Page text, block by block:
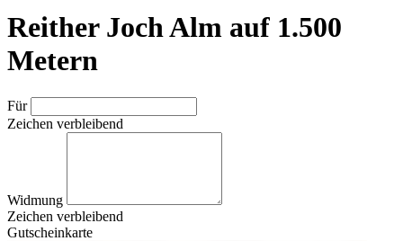
Reither Joch Alm auf 1.500
Metern
Für
Zeichen verbleibend
Widmung
Zeichen verbleibend
Gutscheinkarte